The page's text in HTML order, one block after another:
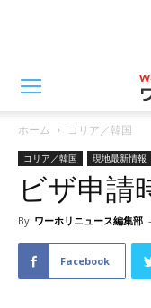
ホーム コリア／韓国
コリア／韓国 現地最新情報
ビザ申請
By ワーホリニュース編集部 -
Facebook